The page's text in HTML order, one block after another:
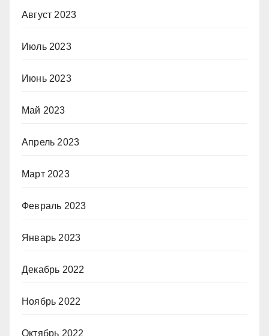
Август 2023
Июль 2023
Июнь 2023
Май 2023
Апрель 2023
Март 2023
Февраль 2023
Январь 2023
Декабрь 2022
Ноябрь 2022
Октябрь 2022